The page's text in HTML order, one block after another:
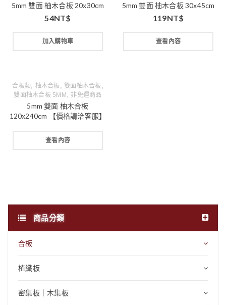
商品分類
合板
植纖板
密集板｜木集板
5mm 雙面 柚木合板 20x30cm
54NT$
加入購物車
5mm 雙面 柚木合板 30x45cm
119NT$
查看內容
合板類 柚木合板 雙面柚木合板
雙面柚木合板 5MM 非免運商品
5mm 雙面 柚木合板
120x240cm 【價格請洽客服】
查看內容